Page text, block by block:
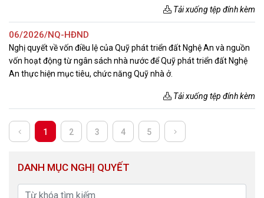
Tải xuống tệp đính kèm
06/2026/NQ-HĐND
Nghị quyết về vốn điều lệ của Quỹ phát triển đất Nghệ An và nguồn
vốn hoạt động từ ngân sách nhà nước để Quỹ phát triển đất Nghệ
An thực hiện mục tiêu, chức năng Quỹ nhà ở.
Tải xuống tệp đính kèm
1 2 3 4 5
DANH MỤC NGHỊ QUYẾT